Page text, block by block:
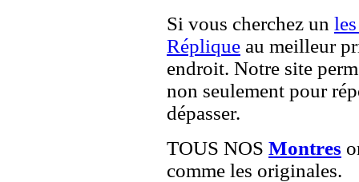
Si vous cherchez un
Réplique au meilleur
endroit. Notre site
non seulement pour
dépasser.
TOUS NOS Montres
comme les originales.